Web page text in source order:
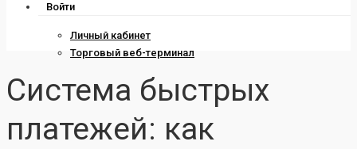
Войти
Личный кабинет
Торговый веб-терминал
Система быстрых
платежей: как